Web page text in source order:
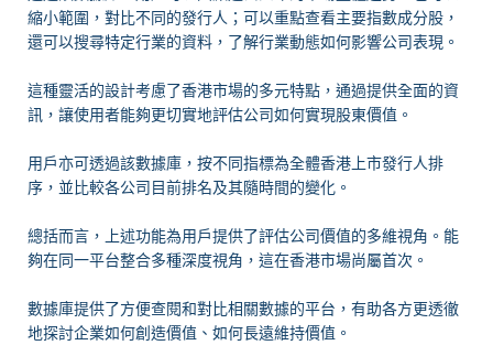
縮小範圍，對比不同的發行人；可以重點查看主要指數成分股，
還可以搜尋特定行業的資料，了解行業動態如何影響公司表現。
這種靈活的設計考慮了香港市場的多元特點，通過提供全面的資
訊，讓使用者能夠更切實地評估公司如何實現股東價值。
用戶亦可透過該數據庫，按不同指標為全體香港上市發行人排
序，並比較各公司目前排名及其隨時間的變化。
總括而言，上述功能為用戶提供了評估公司價值的多維視角。能
夠在同一平台整合多種深度視角，這在香港市場尚屬首次。
數據庫提供了方便查閱和對比相關數據的平台，有助各方更透徹
地探討企業如何創造價值、如何長遠維持價值。